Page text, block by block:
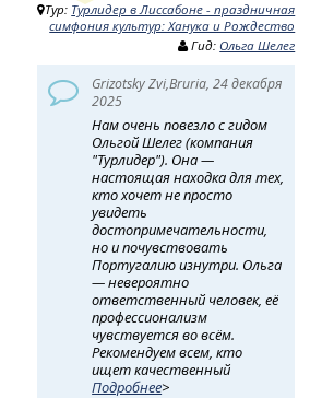
Тур: Турлидер в Лиссабоне - праздничная
симфония культур: Ханука и Рождество
Гид: Ольга Шелег
Grizotsky Zvi,Bruria, 24 декабря
2025
Нам очень повезло с гидом
Ольгой Шелег (компания
"Турлидер"). Она —
настоящая находка для тех,
кто хочет не просто
увидеть
достопримечательности,
но и почувствовать
Португалию изнутри. Ольга
— невероятно
ответственный человек, её
профессионализм
чувствуется во всём.
Рекомендуем всем, кто
ищет качественный
Подробнее>